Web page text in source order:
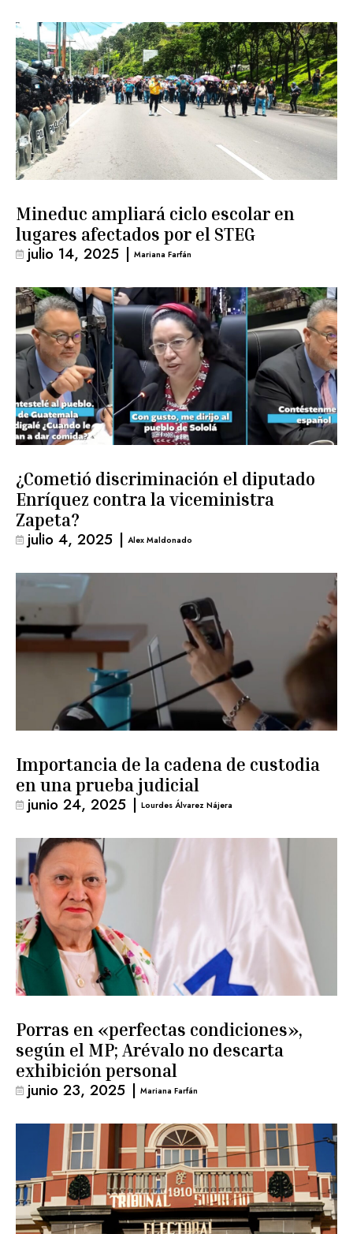
Mineduc ampliará ciclo escolar en
lugares afectados por el STEG
julio 14, 2025 | Mariana Farfán
¿Cometió discriminación el diputado
Enríquez contra la viceministra
Zapeta?
julio 4, 2025 | Alex Maldonado
Importancia de la cadena de custodia
en una prueba judicial
junio 24, 2025 | Lourdes Álvarez Nájera
Porras en «perfectas condiciones»,
según el MP; Arévalo no descarta
exhibición personal
junio 23, 2025 | Mariana Farfán